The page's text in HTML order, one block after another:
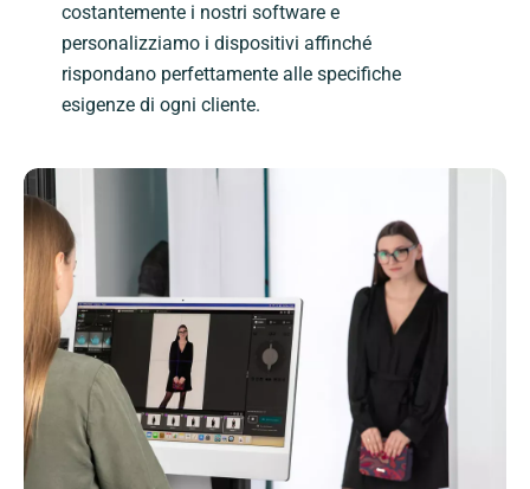
costantemente i nostri software e
personalizziamo i dispositivi affinché
rispondano perfettamente alle specifiche
esigenze di ogni cliente.